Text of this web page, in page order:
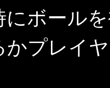
にボール
かプレイ